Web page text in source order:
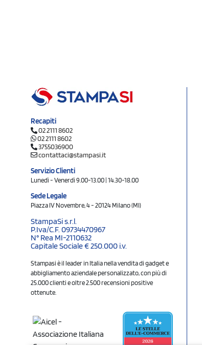
Recapiti
02 2111 8602
02 2111 8602
3755036900
contattaci@stampasi.it
Servizio Clienti
Lunedì - Venerdì 9.00-13.00 | 14.30-18.00
Sede Legale
Piazza IV Novembre, 4 - 20124 Milano (MI)
StampaSi s.r.l.
P.Iva/C.F. 09734470967
N° Rea MI-2110632
Capitale Sociale € 250.000 i.v.
Stampasi è il leader in Italia nella vendita di gadget e
abbigliamento aziendale personalizzato, con più di
25.000 clienti e oltre 2.500 recensioni positive
ottenute.